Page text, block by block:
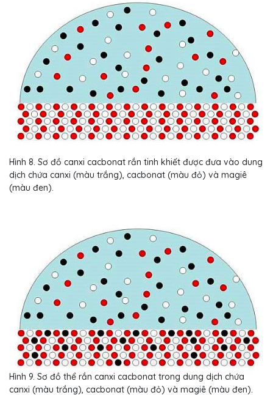
Hình 8. Sơ đồ canxi cacbonat rắn tinh khiết được đưa vào dung
dịch chứa canxi (màu trắng), cacbonat (màu đỏ) và magiê
(màu đen).
Hình 9. Sơ đồ thể rắn canxi cacbonat trong dung dịch chứa
canxi (màu trắng), cacbonat (màu đỏ) và magiê (màu đen).